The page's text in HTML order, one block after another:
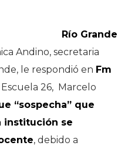
Río Grande
Andino, secretaria
le respondió en Fm
26, Marcelo
“sospecha” que
institución se
, debido a